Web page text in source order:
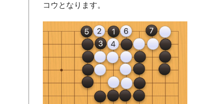
コウとなります。